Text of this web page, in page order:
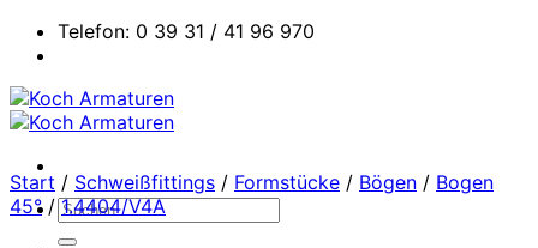
Zum
Inhalt
Telefon: 0 39 31 / 41 96 970
Suchen
Start / Schweißfittings / Formstücke / Bögen / Bogen
45° / 1.4404/V4A